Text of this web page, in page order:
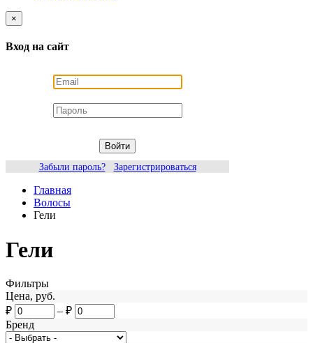
×
Вход на сайт
Войти
Забыли пароль?
Зарегистрироваться
Главная
Волосы
Гели
Гели
Фильтры
Цена, руб.
₽
– ₽
Бренд